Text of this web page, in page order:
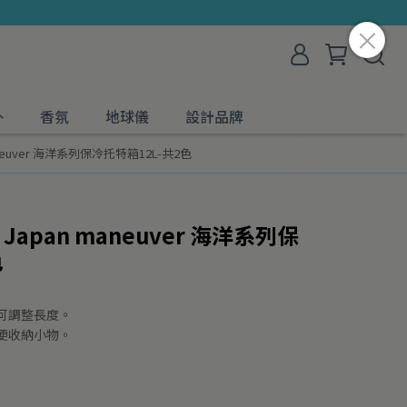
香氛 地球儀 設計品牌
海洋系列保冷托特箱12L-共2色
Japan maneuver 海洋系列保
整長度。
納小物。